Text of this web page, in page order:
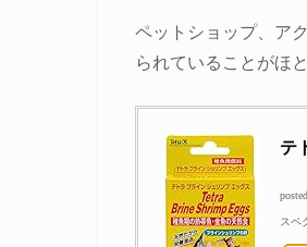
ペットショップ、ア
られていることがほと
テ
スペ